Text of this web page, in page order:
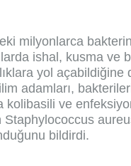
milyonlarca
ishal, kusma ve
yol açabildiğine
adamları,
kolibasili ve
Staphylococcus
bildirdi.